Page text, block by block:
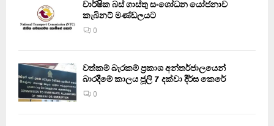
වාර්ෂික බස් ගාස්තු සංශෝධන යෝජනාව
කැබිනට් මණ්ඩලයට
0
වත්කම් බැරකම් ප්‍රකාශ අන්තර්ජාලයෙන්
බාරදීමේ කාලය ජූලි 7 දක්වා දීර්ඝ කෙරේ
0